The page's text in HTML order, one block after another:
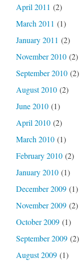
April 2011 (2)
March 2011 (1)
January 2011 (2)
November 2010(2)
September 2010(2)
August 2010(2)
June 2010(1)
April 2010(2)
March 2010(1)
February 2010(2)
January 2010(1)
December 2009(1)
November 2009(2)
October 2009(1)
September 2009(2)
August 2009(1)